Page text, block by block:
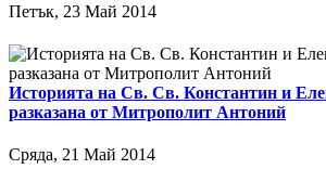
Петък, 23 Май 2014
Историята на Св. Св. Константин и
разказана от Митрополит Антоний
Сряда, 21 Май 2014